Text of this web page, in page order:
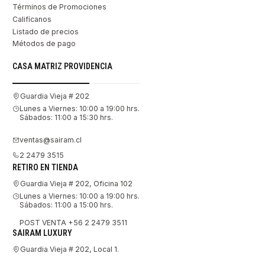
Términos de Promociones
Califícanos
Listado de precios
Métodos de pago
CASA MATRIZ PROVIDENCIA
Guardia Vieja # 202
Lunes a Viernes: 10:00 a 19:00 hrs.
Sábados: 11:00 a 15:30 hrs.
ventas@sairam.cl
2 2479 3515
RETIRO EN TIENDA
Guardia Vieja # 202, Oficina 102
Lunes a Viernes: 10:00 a 19:00 hrs.
Sábados: 11:00 a 15:00 hrs.
POST VENTA +56 2 2479 3511
SAIRAM LUXURY
Guardia Vieja # 202, Local 1.